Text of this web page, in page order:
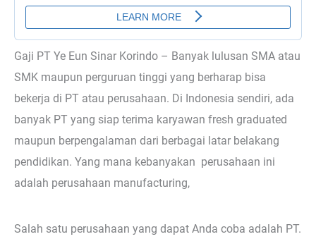
Gaji PT Ye Eun Sinar Korindo – Banyak lulusan SMA atau
SMK maupun perguruan tinggi yang berharap bisa
bekerja di PT atau perusahaan. Di Indonesia sendiri, ada
banyak PT yang siap terima karyawan fresh graduated
maupun berpengalaman dari berbagai latar belakang
pendidikan. Yang mana kebanyakan perusahaan ini
adalah perusahaan manufacturing,
Salah satu perusahaan yang dapat Anda coba adalah PT.